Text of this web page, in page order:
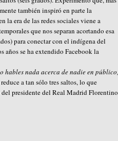
también inspiró en parte la
la era de las redes sociales viene a
que nos separan acortando esa
para conectar con el indígena del
años se ha extendido Facebook la
hables nada acerca de nadie en público,
a tan sólo tres saltos, lo que
presidente del Real Madrid Florentino